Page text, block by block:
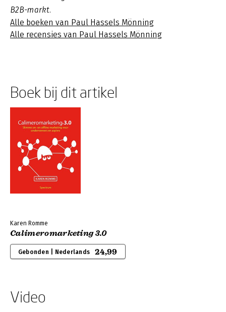
B2B-markt.
Alle boeken van Paul Hassels Mönning
Alle recensies van Paul Hassels Mönning
Boek bij dit artikel
Karen Romme
Calimeromarketing 3.0
Gebonden | Nederlands 24,99
Video